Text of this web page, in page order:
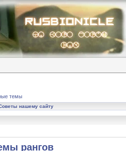
темы
нашему сайту
рангов